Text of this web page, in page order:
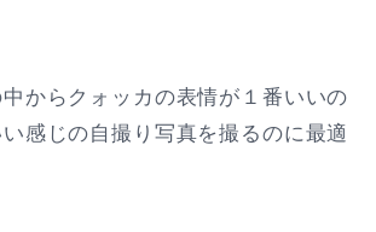
からクォッカの表情が１番いいの
感じの自撮り写真を撮るのに最適